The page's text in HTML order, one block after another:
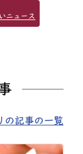
ニュース
の記事の一覧